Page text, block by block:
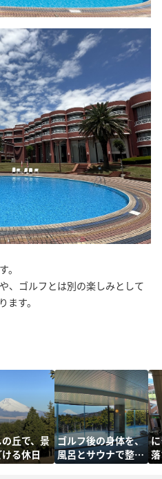
。
、ゴルフとは別の楽しみとして
す。
丘で、景
る休日
ゴルフ後の身体を、
風呂とサウナで整え
る